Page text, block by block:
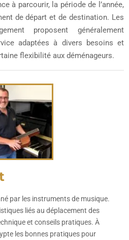
à parcourir, la période de l’année,
de départ et de destination. Les
proposent généralement
adaptées à divers besoins et
flexibilité aux déménageurs.
par les instruments de musique.
liés au déplacement des
et conseils pratiques. À
les bonnes pratiques pour